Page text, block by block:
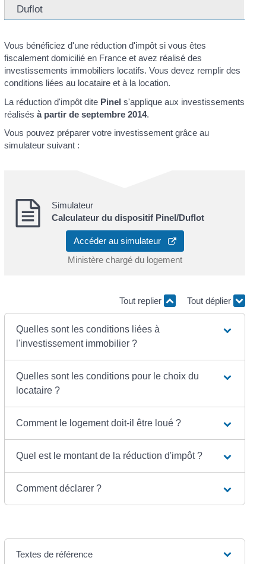
Duflot
Vous bénéficiez d'une réduction d'impôt si vous êtes
fiscalement domicilié en France et avez réalisé des
investissements immobiliers locatifs. Vous devez remplir des
conditions liées au locataire et à la location.
La réduction d'impôt dite Pinel s'applique aux investissements
réalisésà partir de septembre 2014.
Vous pouvez préparer votre investissement grâce au
simulateur suivant :
Simulateur
Calculateur du dispositif Pinel/Duflot
Accéder au simulateur
Ministère chargé du logement
Tout replier Tout déplier
Quelles sont les conditions liées à
l'investissement immobilier ?
Quelles sont les conditions pour le choix du
locataire ?
Comment le logement doit-il être loué ?
Quel est le montant de la réduction d'impôt ?
Comment déclarer ?
Textes de référence